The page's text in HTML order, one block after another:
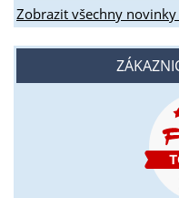
Zobrazit všechny novinky